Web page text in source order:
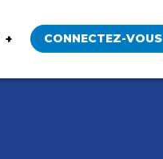
CONNECTEZ-VOUS